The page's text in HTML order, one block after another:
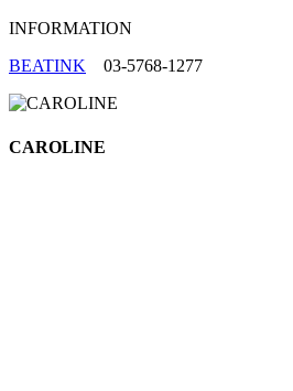
INFORMATION
BEATINK 03-5768-1277
CAROLINE